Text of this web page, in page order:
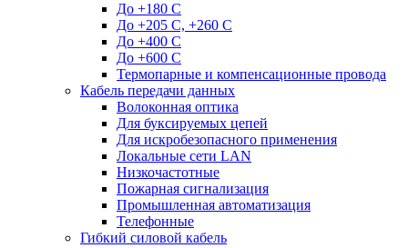
До +180 C
До +205 С, +260 С
До +400 C
До +600 С
Термопарные и компенсационные провода
Кабель передачи данных
Волоконная оптика
Для буксируемых цепей
Для искробезопасного применения
Локальные сети LAN
Низкочастотные
Пожарная сигнализация
Промышленная автоматизация
Телефонные
Гибкий силовой кабель